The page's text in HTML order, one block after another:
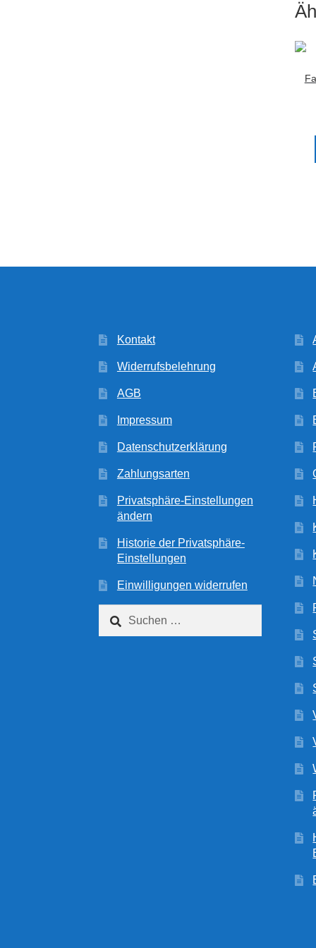
Kontakt
Widerrufsbelehrung
AGB
Impressum
Datenschutzerklärung
Zahlungsarten
Privatsphäre-Einstellungen
ändern
Historie der Privatsphäre-
Einstellungen
Einwilligungen widerrufen
Suchen
nach: